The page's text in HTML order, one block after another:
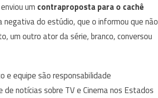
um contrapropostapara o cachê
do estúdio, que o informou que não
um outro ator da série, branco, conversou
e equipe são responsabilidade
notícias sobre TV e Cinema nos Estados